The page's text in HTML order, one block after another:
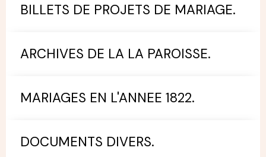
BILLETS DE PROJETS DE MARIAGE.
ARCHIVES DE LA LA PAROISSE.
MARIAGES EN L'ANNEE 1822.
DOCUMENTS DIVERS.